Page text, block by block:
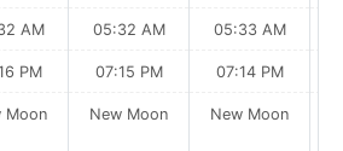
AM
PM
Moon
05:32 AM
07:15 PM
New Moon
05:33 AM
07:14 PM
New Moon